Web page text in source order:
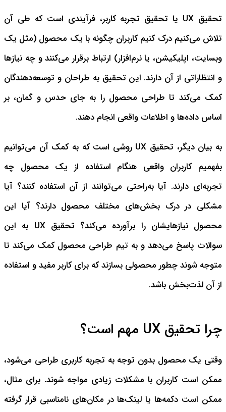
تحقیق UX یا تحقیق تجربه کاربر، فرآیندی است که طی آن
تلاش می‌کنیم درک کنیم کاربران چگونه با یک محصول (مثل یک
وبسایت، اپلیکیشن، یا نرم‌افزار) ارتباط برقرار می‌کنند و چه نیازها
و انتظاراتی از آن دارند. این تحقیق به طراحان و توسعه‌دهندگان
کمک می‌کند تا طراحی محصول را به جای حدس و گمان، بر
اساس داده‌ها و اطلاعات واقعی انجام دهند.
به بیان دیگر، تحقیق UX روشی است که به کمک آن می‌توانیم
بفهمیم کاربران واقعی هنگام استفاده از یک محصول چه
تجربه‌ای دارند. آیا به‌راحتی می‌توانند از آن استفاده کنند؟ آیا
مشکلی در درک بخش‌های مختلف محصول دارند؟ آیا این
محصول نیازهایشان را برآورده می‌کند؟ تحقیق UX به این
سوالات پاسخ می‌دهد و به تیم طراحی محصول کمک می‌کند تا
متوجه شوند چطور محصولی بسازند که برای کاربر مفید و استفاده
از آن لذت‌بخش باشد.
چرا تحقیق UX مهم است؟
وقتی یک محصول بدون توجه به تجربه کاربری طراحی می‌شود،
ممکن است کاربران با مشکلات زیادی مواجه شوند. برای مثال،
ممکن است دکمه‌ها یا لینک‌ها در مکان‌های نامناسبی قرار گرفته